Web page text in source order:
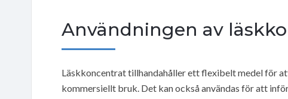
Användningen av
Läskkoncentrat tillhandahåller ett flexibelt medel för
kommersiellt bruk. Det kan också användas för att